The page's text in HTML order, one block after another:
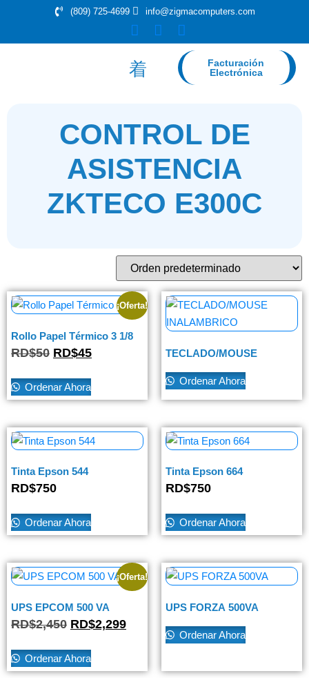
(809) 725-4699 info@zigmacomputers.com
Facturación
Electrónica
CONTROL DE
ASISTENCIA
ZKTECO E300C
¡Oferta!
Rollo Papel Térmico 3 1/8
RD$50 RD$45
Ordenar Ahora
TECLADO/MOUSE
Ordenar Ahora
Tinta Epson 544
RD$750
Ordenar Ahora
Tinta Epson 664
RD$750
Ordenar Ahora
¡Oferta!
UPS EPCOM 500 VA
RD$2,450 RD$2,299
Ordenar Ahora
UPS FORZA 500VA
Ordenar Ahora